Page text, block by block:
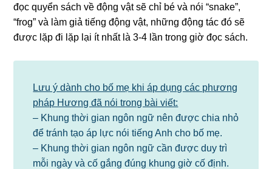
đọc quyển sách về động vật sẽ chỉ bé và nói “snake”,
“frog” và làm giả tiếng động vật, những động tác đó sẽ
được lặp đi lặp lại ít nhất là 3-4 lần trong giờ đọc sách.
Lưu ý dành cho bố mẹ khi áp dụng các phương
pháp Hương đã nói trong bài viết:
– Khung thời gian ngôn ngữ nên được chia nhỏ
để tránh tạo áp lực nói tiếng Anh cho bố mẹ.
– Khung thời gian ngôn ngữ cần được duy trì
mỗi ngày và cố gắng đúng khung giờ cố định.